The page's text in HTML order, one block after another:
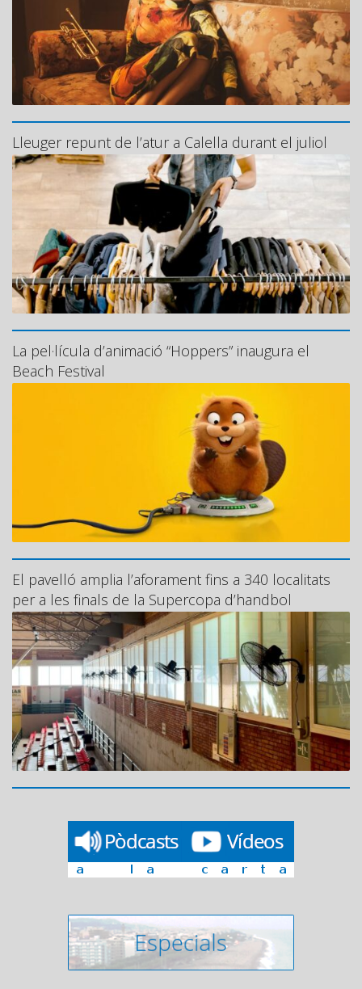
Lleuger repunt de l’atur a Calella durant el juliol
La pel·lícula d’animació “Hoppers” inaugura el
Beach Festival
El pavelló amplia l’aforament fins a 340 localitats
per a les finals de la Supercopa d’handbol